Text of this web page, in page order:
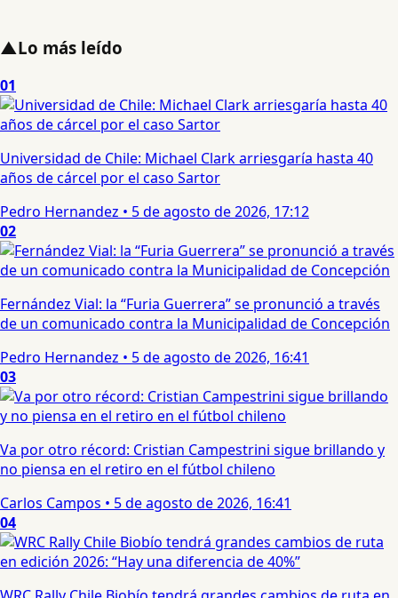
▲Lo más leído
01
Universidad de Chile: Michael Clark arriesgaría hasta 40
años de cárcel por el caso Sartor
Pedro Hernandez • 5 de agosto de 2026, 17:12
02
Fernández Vial: la “Furia Guerrera” se pronunció a través
de un comunicado contra la Municipalidad de Concepción
Pedro Hernandez • 5 de agosto de 2026, 16:41
03
Va por otro récord: Cristian Campestrini sigue brillando y
no piensa en el retiro en el fútbol chileno
Carlos Campos • 5 de agosto de 2026, 16:41
04